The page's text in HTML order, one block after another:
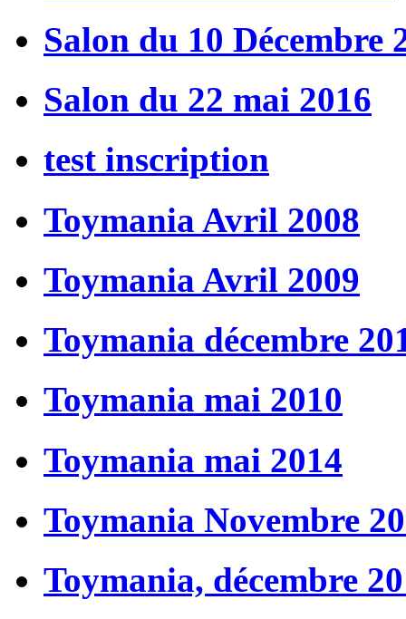
Salon du 10 Décembre
Salon du 22 mai 2016
test inscription
Toymania Avril 2008
Toymania Avril 2009
Toymania décembre
Toymania mai 2010
Toymania mai 2014
Toymania Novembre
Toymania, décembre